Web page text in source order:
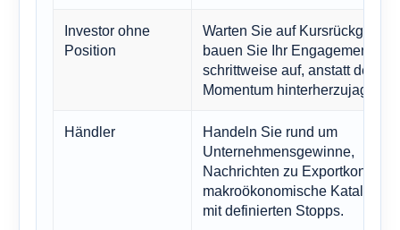
Investor ohne
Position
Warten Sie auf Kursrückgänge
bauen Sie Ihr Engagement
schrittweise auf, anstatt dem
Momentum hinterherzujagen.
Händler
Handeln Sie rund um
Unternehmensgewinne,
Nachrichten zu
makroökonomische
mit definierten Stopps.